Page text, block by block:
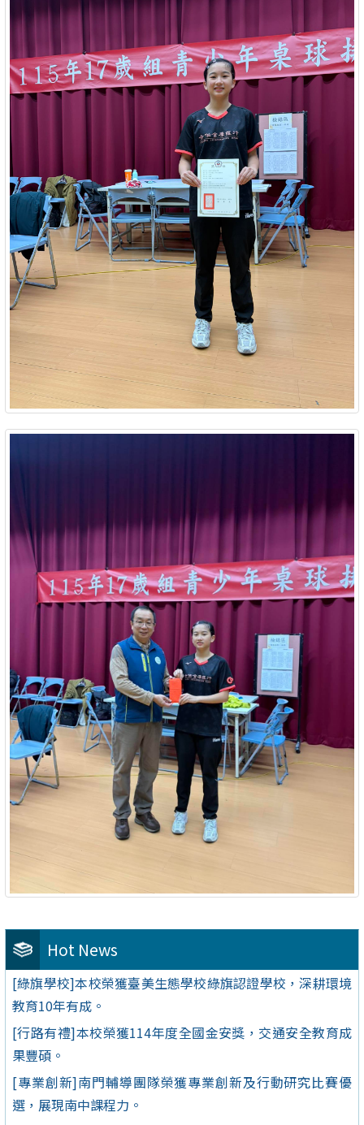
Hot News
[綠旗學校]本校榮獲臺美生態學校綠旗認證學校，深耕環境
教育10年有成。
[行路有禮]本校榮獲114年度全國金安獎，交通安全教育成
果豐碩。
[專業創新]南門輔導團隊榮獲專業創新及行動研究比賽優
選，展現南中課程力。